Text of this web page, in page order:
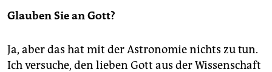
Glauben Sie an Gott?
Ja, aber das hat mit der Astronomie nichts zu tun.
Ich versuche, den lieben Gott aus der Wissenschaft